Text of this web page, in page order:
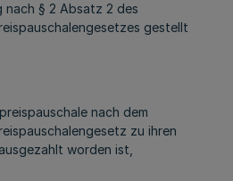
nach § 2 Absatz 2 des
gestellt
nach dem
zu ihren
worden ist,